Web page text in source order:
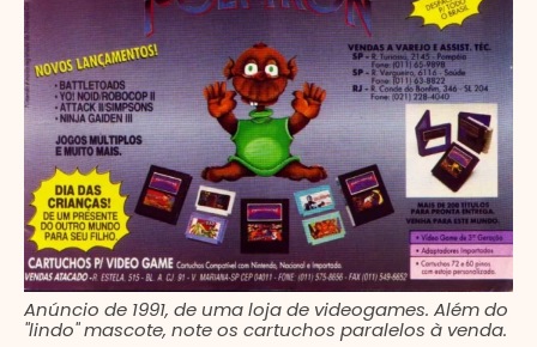
Anúncio de 1991, de uma loja de videogames. Além do
"lindo" mascote, note os cartuchos paralelos à venda.